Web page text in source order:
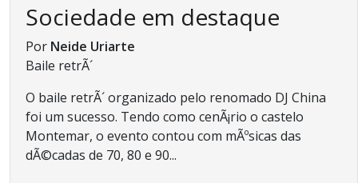
Sociedade em destaque
Por Neide Uriarte
Baile retrÃ´
O baile retrÃ´ organizado pelo renomado DJ China
foi um sucesso. Tendo como cenÃ¡rio o castelo
Montemar, o evento contou com mÃºsicas das
dÃ©cadas de 70, 80 e 90...